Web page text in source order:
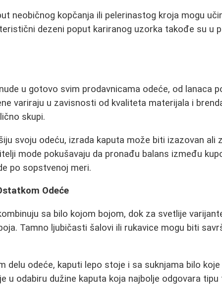
neobičnog kopčanja ili pelerinastog kroja mogu
dezeni poput kariranog uzorka takođe su u
u gotovo svim prodavnicama odeće, od lanaca
variraju u zavisnosti od kvaliteta materijala i
skupi.
svoju odeću, izrada kaputa može biti izazovan ali
mode pokušavaju da pronađu balans između
po sopstvenoj meri.
Odeće
sa bilo kojom bojom, dok za svetlije
Tamno ljubičasti šalovi ili rukavice mogu biti
delu odeće, kaputi lepo stoje i sa suknjama bilo
u odabiru dužine kaputa koja najbolje odgovara